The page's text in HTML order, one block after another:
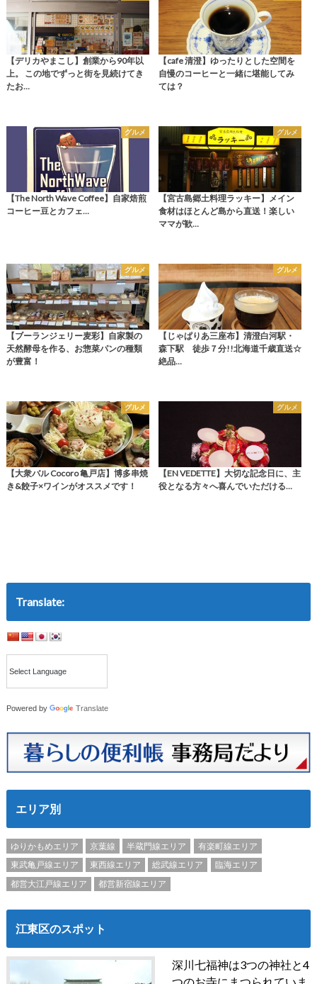
【デリカやまこし】創業から90年以
上。 この地でずっと街を見続けてき
たお…
【cafe 清澄】ゆったりとした空間を
自慢のコーヒーと一緒に堪能してみ
ては？
グルメ
【The North Wave Coffee】自家焙煎
コーヒー豆とカフェ…
グルメ
【宮古島郷土料理ラッキー】メイン
食材はほとんど島から直送！楽しい
ママが歓…
グルメ
【ブーランジェリー麦彩】自家製の
天然酵母を作る、お惣菜パンの種類
が豊富！
グルメ
【じゃぱりあ三座布】清澄白河駅・
森下駅 徒歩７分!!北海道千歳直送☆
絶品…
グルメ
【大衆バル Cocoro 亀戸店】博多串焼
き&餃子×ワインがオススメです！
グルメ
【EN VEDETTE】大切な記念日に、主
役となる方々へ喜んでいただける…
Translate:
Powered by Translate
エリア別
ゆりかもめエリア 京葉線 半蔵門線エリア
有楽町線エリア
東武亀戸線エリア
東西線エリア 総武線エリア
臨海エリア
都営大江戸線エリア
都営新宿線エリア
江東区のスポット
深川七福神は3つの神社と4